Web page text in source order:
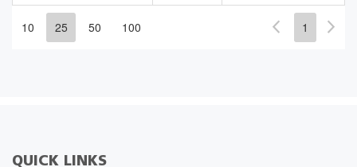
10 25 50 100 1
QUICK LINKS